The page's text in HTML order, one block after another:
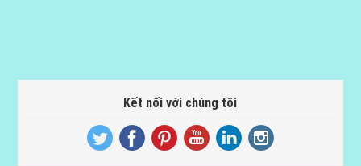
Kết nối với chúng tôi